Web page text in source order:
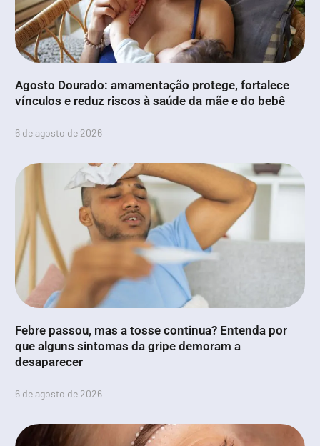
Agosto Dourado: amamentação protege, fortalece
vínculos e reduz riscos à saúde da mãe e do bebê
6 de agosto de 2026
Febre passou, mas a tosse continua? Entenda por
que alguns sintomas da gripe demoram a
desaparecer
6 de agosto de 2026